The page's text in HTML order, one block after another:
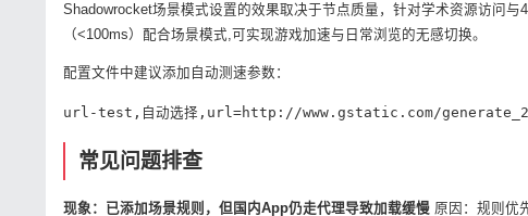
Shadowrocket场景模式设置的效果取决于节点质量，针对学术资源访问
（<100ms）配合场景模式,可实现游戏加速与日常浏览的无感切换。
配置文件中建议添加自动测速参数：
url-test,自动选择,url=http://www.gstatic.com/
常见问题排查
现象：已添加场景规则，但国内App仍走代理导致加载缓慢原因：规则优